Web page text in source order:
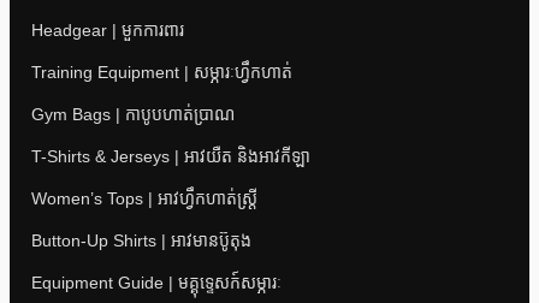
Headgear | មួកការពារ
Training Equipment | សម្ភារៈហ្វឹកហាត់
Gym Bags | កាបូបហាត់ប្រាណ
T-Shirts & Jerseys | អាវយឺត និងអាវកីឡា
Women’s Tops | អាវហ្វឹកហាត់ស្ត្រី
Button-Up Shirts | អាវមានប៊ូតុង
Equipment Guide | មគ្គុទ្ទេសក៍សម្ភារៈ